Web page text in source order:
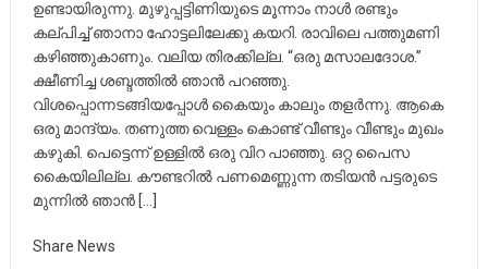
ഉണ്ടായിരുന്നു. മുഴുപ്പട്ടിണിയുടെ മൂന്നാം നാൾ രണ്ടും
കല്പിച്ച് ഞാനാ ഹോട്ടലിലേക്കു കയറി. രാവിലെ പത്തുമണി
കഴിഞ്ഞുകാണും. വലിയ തിരക്കില്ല. “ഒരു മസാലദോശ.”
ക്ഷീണിച്ച ശബ്ദത്തിൽ ഞാൻ പറഞ്ഞു.
വിശപ്പൊന്നടങ്ങിയപ്പോൾ കൈയും കാലും തളർന്നു. ആകെ
ഒരു മാന്ദ്യം. തണുത്ത വെള്ളം കൊണ്ട് വീണ്ടും വീണ്ടും മുഖം
കഴുകി. പെട്ടെന്ന് ഉള്ളിൽ ഒരു വിറ പാഞ്ഞു. ഒറ്റ പൈസ
കൈയിലില്ല. കൗണ്ടറിൽ പണമെണ്ണുന്ന തടിയൻ പട്ടരുടെ
മുന്നിൽ ഞാൻ […]
Share News